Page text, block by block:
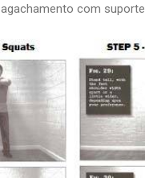
agachamento com suporte